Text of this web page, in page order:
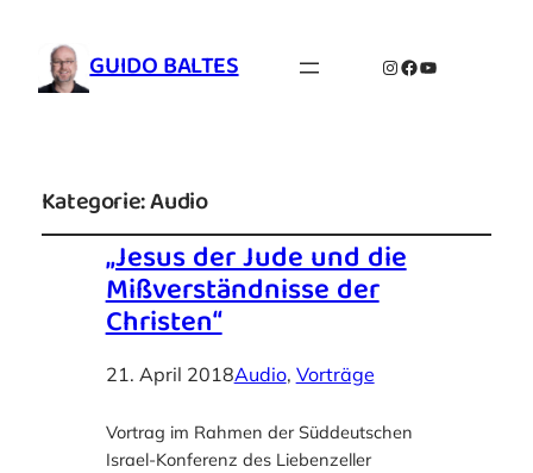
GUIDO BALTES Instagram
Facebook
YouTube
Kategorie:Audio
„Jesus der Jude und die
Mißverständnisse der
Christen“
21. April 2018Audio, Vorträge
Vortrag im Rahmen der Süddeutschen
Israel-Konferenz des Liebenzeller